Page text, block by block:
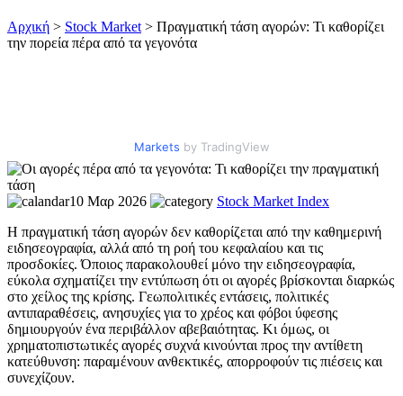
Αρχική > Stock Market > Πραγματική τάση αγορών: Τι καθορίζει
την πορεία πέρα από τα γεγονότα
Markets by TradingView
10 Μαρ 2026 Stock Market Index
Η πραγματική τάση αγορών δεν καθορίζεται από την καθημερινή
ειδησεογραφία, αλλά από τη ροή του κεφαλαίου και τις
προσδοκίες. Όποιος παρακολουθεί μόνο την ειδησεογραφία,
εύκολα σχηματίζει την εντύπωση ότι οι αγορές βρίσκονται διαρκώς
στο χείλος της κρίσης. Γεωπολιτικές εντάσεις, πολιτικές
αντιπαραθέσεις, ανησυχίες για το χρέος και φόβοι ύφεσης
δημιουργούν ένα περιβάλλον αβεβαιότητας. Κι όμως, οι
χρηματοπιστωτικές αγορές συχνά κινούνται προς την αντίθετη
κατεύθυνση: παραμένουν ανθεκτικές, απορροφούν τις πιέσεις και
συνεχίζουν.